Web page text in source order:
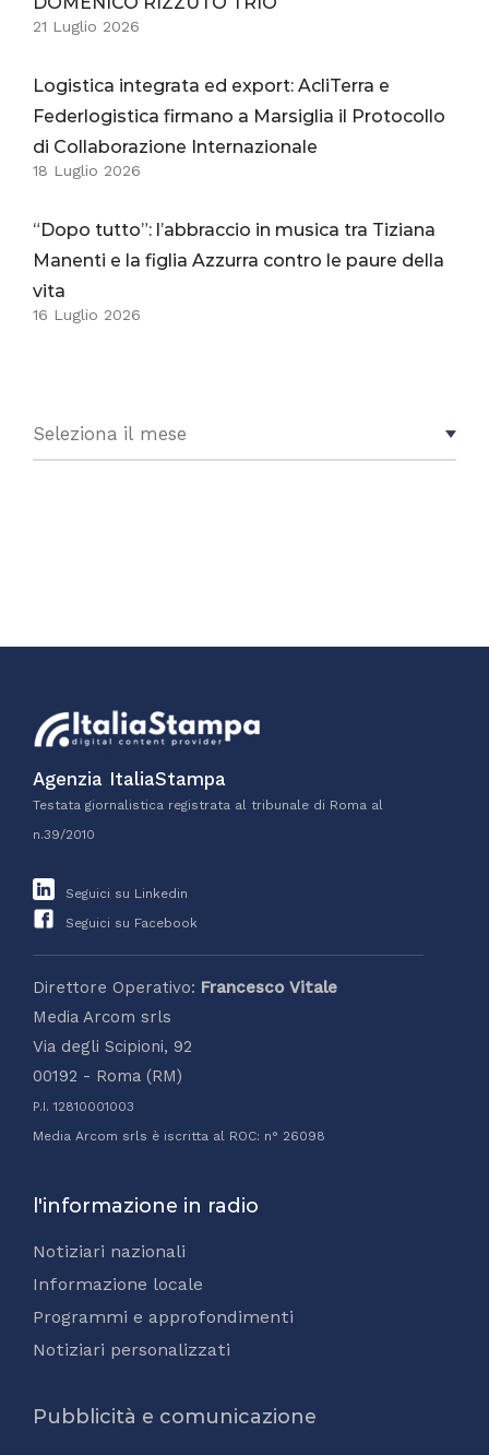
21 Luglio 2026
Logistica integrata ed export: AcliTerra e
Federlogistica firmano a Marsiglia il Protocollo
di Collaborazione Internazionale
18 Luglio 2026
“Dopo tutto”: l’abbraccio in musica tra Tiziana
Manenti e la figlia Azzurra contro le paure della
vita
16 Luglio 2026
Agenzia ItaliaStampa
Testata giornalistica registrata al tribunale di Roma al
n.39/2010
Seguici su Linkedin
Seguici su Facebook
Direttore Operativo: Francesco Vitale
Media Arcom srls
Via degli Scipioni, 92
00192 - Roma (RM)
P.I. 12810001003
Media Arcom srls è iscritta al ROC: n° 26098
l'informazione in radio
Notiziari nazionali
Informazione locale
Programmi e approfondimenti
Notiziari personalizzati
Pubblicità e comunicazione